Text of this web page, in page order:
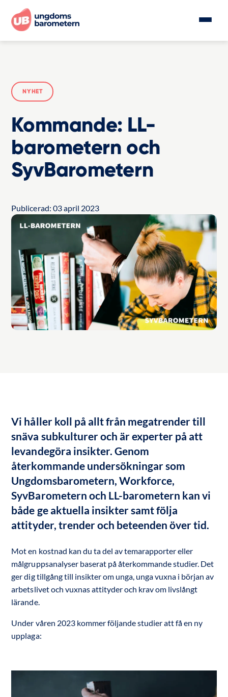
NYHET
Kommande: LL-
barometern och
SyvBarometern
Publicerad: 03 april 2023
Vi håller koll på allt från megatrender till
snäva subkulturer och är experter på att
levandegöra insikter. Genom
återkommande undersökningar som
Ungdomsbarometern, Workforce,
SyvBarometern och LL-barometern kan vi
både ge aktuella insikter samt följa
attityder, trender och beteenden över tid.
Mot en kostnad kan du ta del av temarapporter eller
målgruppsanalyser baserat på återkommande studier. Det
ger dig tillgång till insikter om unga, unga vuxna i början av
arbetslivet och vuxnas attityder och krav om livslångt
lärande.
Under våren 2023 kommer följande studier att få en ny
upplaga: